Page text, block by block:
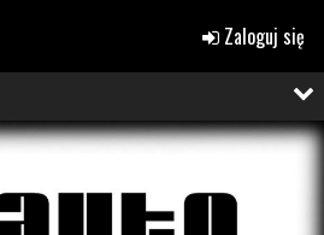
Zaloguj się